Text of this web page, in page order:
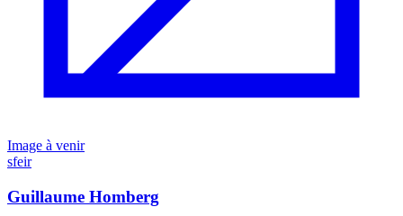
Image à venir
sfeir
Guillaume Homberg